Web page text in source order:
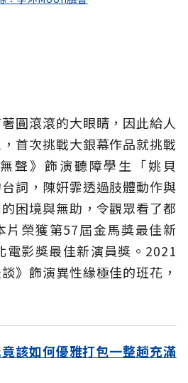
圓滾滾的大眼睛，因此給人
，首次挑戰大銀幕作品就挑戰
聲》飾演聽障學生「姚貝
詞，陳姸霏透過肢體動作與
困境與無助，令觀眾看了都
片榮獲第57屆金馬獎最佳新
電影獎最佳新演員獎。2021
》飾演異性緣極佳的班花，
該如何優雅打包一整趟充滿